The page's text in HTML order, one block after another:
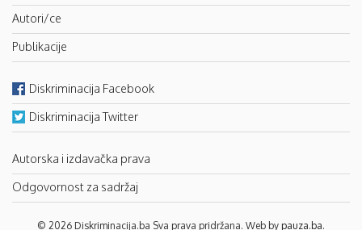
Autori/ce
Publikacije
Diskriminacija Facebook
Diskriminacija Twitter
Autorska i izdavačka prava
Odgovornost za sadržaj
© 2026 Diskriminacija.ba Sva prava pridržana. Web by pauza.ba.